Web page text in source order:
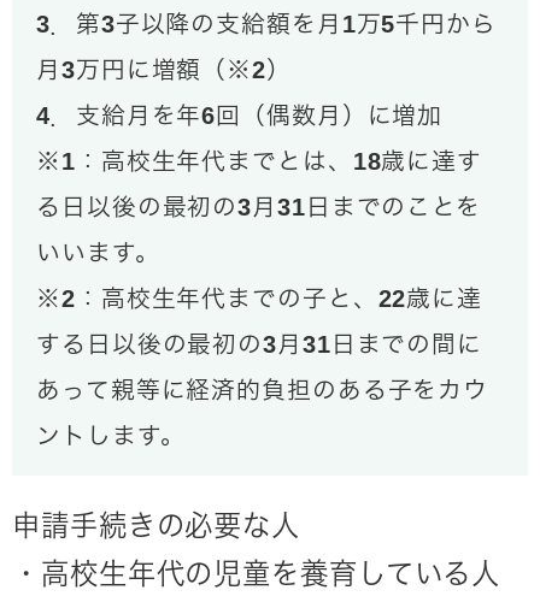
3．第3子以降の支給額を月1万5千円から
月3万円に増額（※2）
4．支給月を年6回（偶数月）に増加
※1：高校生年代までとは、18歳に達す
る日以後の最初の3月31日までのことを
いいます。
※2：高校生年代までの子と、22歳に達
する日以後の最初の3月31日までの間に
あって親等に経済的負担のある子をカウ
ントします。
申請手続きの必要な人
・高校生年代の児童を養育している人